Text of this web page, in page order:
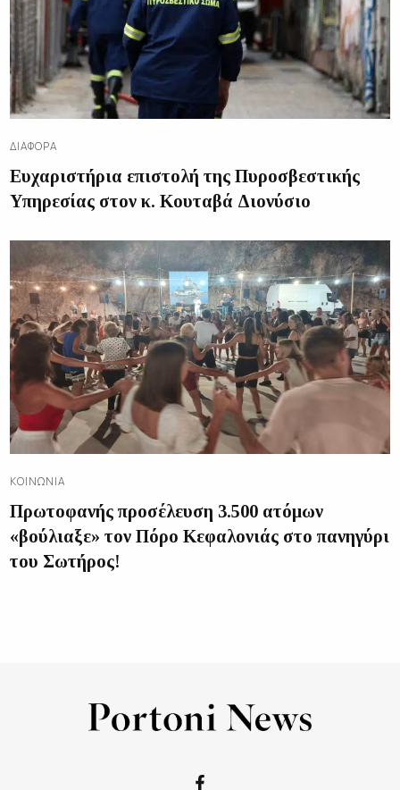
ΔΙΑΦΟΡΑ
Ευχαριστήρια επιστολή της Πυροσβεστικής
Υπηρεσίας στον κ. Κουταβά Διονύσιο
ΚΟΙΝΩΝΊΑ
Πρωτοφανής προσέλευση 3.500 ατόμων
«βούλιαξε» τον Πόρο Κεφαλονιάς στο πανηγύρι
του Σωτήρος!